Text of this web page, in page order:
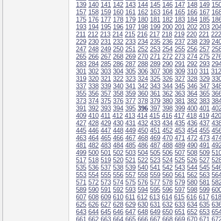
139 140 141 142 143 144 145 146 147 148 149
157 158 159 160 161 162 163 164 165 166 167
175 176 177 178 179 180 181 182 183 184 185
193 194 195 196 197 198 199 200 201 202 203
211 212 213 214 215 216 217 218 219 220 221 222
229 230 231 232 233 234 235 236 237 238 239
247 248 249 250 251 252 253 254 255 256 257
265 266 267 268 269 270 271 272 273 274 275
283 284 285 286 287 288 289 290 291 292 293
301 302 303 304 305 306 307 308 309 310 311 312
319 320 321 322 323 324 325 326 327 328 329
337 338 339 340 341 342 343 344 345 346 347
355 356 357 358 359 360 361 362 363 364 365
373 374 375 376 377 378 379 380 381 382 383
391 392 393 394 395 396 397 398 399 400 401
409 410 411 412 413 414 415 416 417 418 419 420
427 428 429 430 431 432 433 434 435 436 437
445 446 447 448 449 450 451 452 453 454 455
463 464 465 466 467 468 469 470 471 472 473
481 482 483 484 485 486 487 488 489 490 491
499 500 501 502 503 504 505 506 507 508 509
517 518 519 520 521 522 523 524 525 526 527
535 536 537 538 539 540 541 542 543 544 545
553 554 555 556 557 558 559 560 561 562 563
571 572 573 574 575 576 577 578 579 580 581
589 590 591 592 593 594 595 596 597 598 599
607 608 609 610 611 612 613 614 615 616 617 618
625 626 627 628 629 630 631 632 633 634 635
643 644 645 646 647 648 649 650 651 652 653
661 662 663 664 665 666 667 668 669 670 671